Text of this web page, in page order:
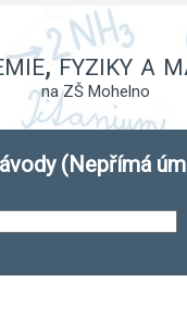
fyziky a
na ZŠ Mohelno
(Nepřímá